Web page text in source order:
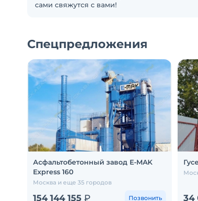
сами свяжутся с вами!
Спецпредложения
Асфальтобетонный завод E-MAK
Express 160
Москва и еще 35 городов
154 144 155 ₽ Позвонить 34